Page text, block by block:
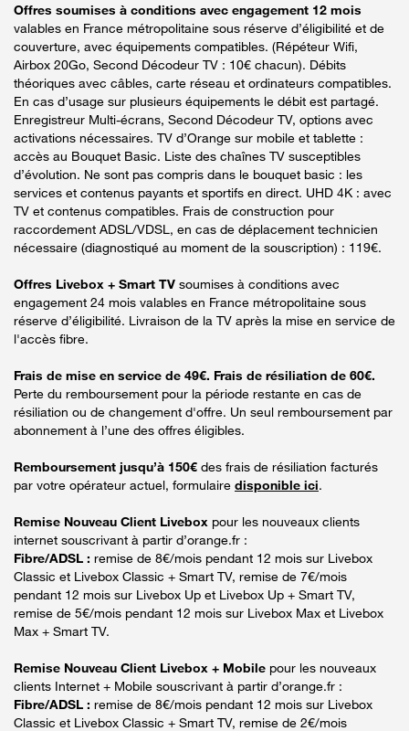
Offres soumises à conditions avec engagement 12 mois
valables en France métropolitaine sous réserve d’éligibilité et de
couverture, avec équipements compatibles. (Répéteur Wifi,
Airbox 20Go, Second Décodeur TV : 10€ chacun). Débits
théoriques avec câbles, carte réseau et ordinateurs compatibles.
En cas d’usage sur plusieurs équipements le débit est partagé.
Enregistreur Multi-écrans, Second Décodeur TV, options avec
activations nécessaires. TV d’Orange sur mobile et tablette :
accès au Bouquet Basic. Liste des chaînes TV susceptibles
d’évolution. Ne sont pas compris dans le bouquet basic : les
services et contenus payants et sportifs en direct. UHD 4K : avec
TV et contenus compatibles. Frais de construction pour
raccordement ADSL/VDSL, en cas de déplacement technicien
nécessaire (diagnostiqué au moment de la souscription) : 119€.
Offres Livebox + Smart TV soumises à conditions avec
engagement 24 mois valables en France métropolitaine sous
réserve d’éligibilité. Livraison de la TV après la mise en service de
l'accès fibre.
Frais de mise en service de 49€. Frais de résiliation de 60€.
Perte du remboursement pour la période restante en cas de
résiliation ou de changement d'offre. Un seul remboursement par
abonnement à l’une des offres éligibles.
Remboursement jusqu’à 150€ des frais de résiliation facturés
par votre opérateur actuel, formulaire disponible ici.
Remise Nouveau Client Livebox pour les nouveaux clients
internet souscrivant à partir d’orange.fr :
Fibre/ADSL : remise de 8€/mois pendant 12 mois sur Livebox
Classic et Livebox Classic + Smart TV, remise de 7€/mois
pendant 12 mois sur Livebox Up et Livebox Up + Smart TV,
remise de 5€/mois pendant 12 mois sur Livebox Max et Livebox
Max + Smart TV.
Remise Nouveau Client Livebox + Mobile pour les nouveaux
clients Internet + Mobile souscrivant à partir d’orange.fr :
Fibre/ADSL : remise de 8€/mois pendant 12 mois sur Livebox
Classic et Livebox Classic + Smart TV, remise de 2€/mois